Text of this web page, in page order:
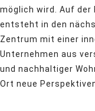
möglich wird. Auf der
entsteht in den
Zentrum mit einer
Unternehmen aus
und nachhaltiger
Ort neue